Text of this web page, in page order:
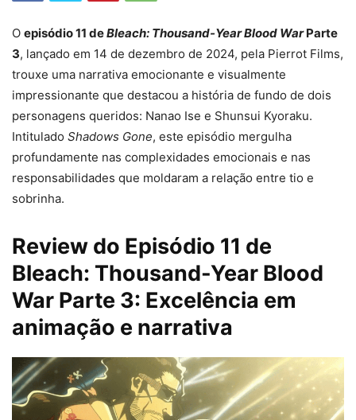
O episódio 11 deBleach: Thousand-Year Blood WarParte
3, lançado em 14 de dezembro de 2024, pela Pierrot Films,
trouxe uma narrativa emocionante e visualmente
impressionante que destacou a história de fundo de dois
personagens queridos: Nanao Ise e Shunsui Kyoraku.
Intitulado Shadows Gone, este episódio mergulha
profundamente nas complexidades emocionais e nas
responsabilidades que moldaram a relação entre tio e
sobrinha.
Review do Episódio 11 de
Bleach: Thousand-Year Blood
War Parte 3: Excelência em
animação e narrativa